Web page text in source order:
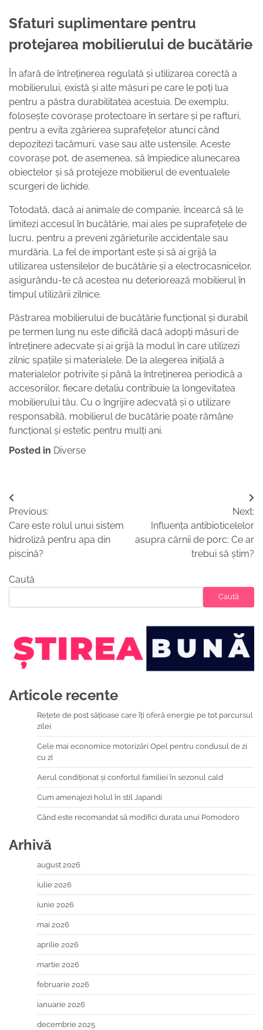
Sfaturi suplimentare pentru
protejarea mobilierului de bucătărie
În afară de întreținerea regulată și utilizarea corectă a
mobilierului, există și alte măsuri pe care le poți lua
pentru a păstra durabilitatea acestuia. De exemplu,
folosește covorașe protectoare în sertare și pe rafturi,
pentru a evita zgârierea suprafețelor atunci când
depozitezi tacâmuri, vase sau alte ustensile. Aceste
covorașe pot, de asemenea, să împiedice alunecarea
obiectelor și să protejeze mobilierul de eventualele
scurgeri de lichide.
Totodată, dacă ai animale de companie, încearcă să le
limitezi accesul în bucătărie, mai ales pe suprafețele de
lucru, pentru a preveni zgârieturile accidentale sau
murdăria. La fel de important este și să ai grijă la
utilizarea ustensilelor de bucătărie și a electrocasnicelor,
asigurându-te că acestea nu deteriorează mobilierul în
timpul utilizării zilnice.
Păstrarea mobilierului de bucătărie funcțional și durabil
pe termen lung nu este dificilă dacă adopți măsuri de
întreținere adecvate și ai grijă la modul în care utilizezi
zilnic spațiile și materialele. De la alegerea inițială a
materialelor potrivite și până la întreținerea periodică a
accesoriilor, fiecare detaliu contribuie la longevitatea
mobilierului tău. Cu o îngrijire adecvată și o utilizare
responsabilă, mobilierul de bucătărie poate rămâne
funcțional și estetic pentru mulți ani.
Posted in Diverse
Navigare
în
articole
Previous:
Care este rolul unui sistem
hidroliză pentru apa din
piscină?
Next:
Influența antibioticelelor
asupra cărnii de porc: Ce ar
trebui să știm?
Caută
Caută
Articole recente
Rețete de post sățioase care îți oferă energie pe tot parcursul
zilei
Cele mai economice motorizări Opel pentru condusul de zi
cu zi
Aerul condiționat și confortul familiei în sezonul cald
Cum amenajezi holul în stil Japandi
Când este recomandat să modifici durata unui Pomodoro
Arhivă
august 2026
iulie 2026
iunie 2026
mai 2026
aprilie 2026
martie 2026
februarie 2026
ianuarie 2026
decembrie 2025